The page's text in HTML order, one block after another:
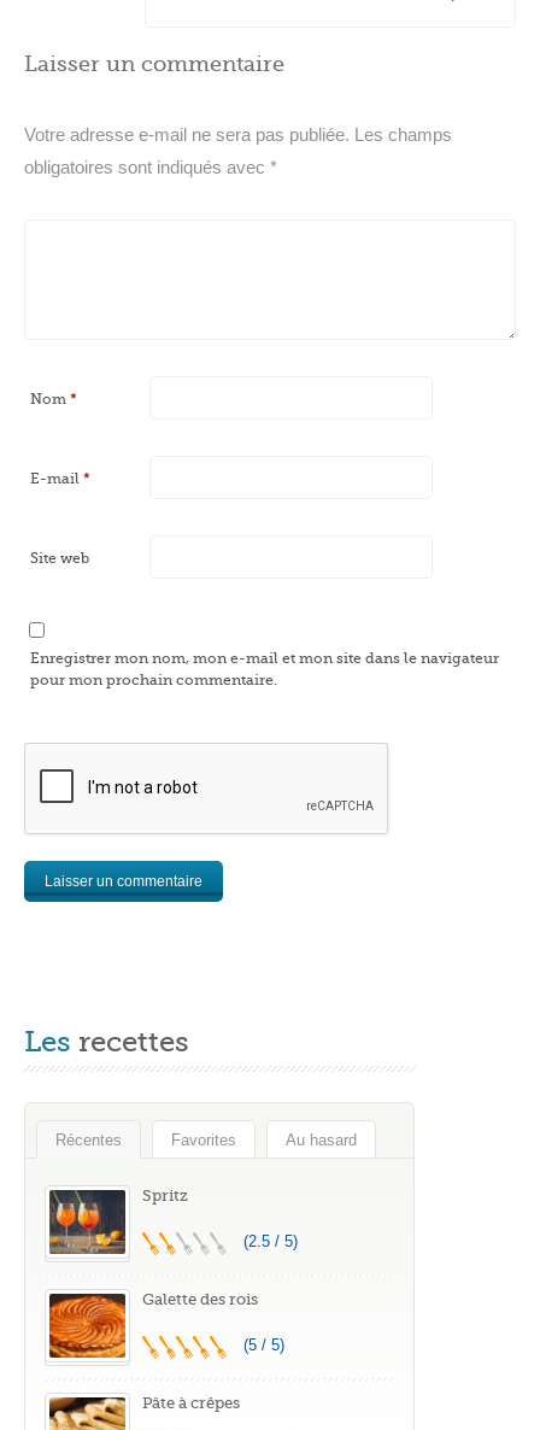
Laisser un commentaire
Votre adresse e-mail ne sera pas publiée. Les champs
obligatoires sont indiqués avec *
Nom *
E-mail *
Site web
Enregistrer mon nom, mon e-mail et mon site dans le navigateur
pour mon prochain commentaire.
Les recettes
Récentes Favorites Au hasard
Spritz
(2.5 / 5)
Galette des rois
(5 / 5)
Pâte à crêpes